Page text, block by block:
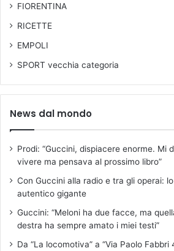
FIORENTINA
RICETTE
EMPOLI
SPORT vecchia categoria
News dal mondo
Prodi: “Guccini, dispiacere enorme. Mi
vivere ma pensava al prossimo libro”
Con Guccini alla radio e tra gli operai:
autentico gigante
Guccini: “Meloni ha due facce, ma
destra ha sempre amato i miei testi”
Da “La locomotiva” a “Via Paolo